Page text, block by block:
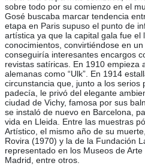
sobre todo por su comienzo en el
Gosé buscaba marcar tendencia
etapa en Paris supuso el punto de
artística ya que la capital gala fue el
conocimientos, convirtiéndose en
conseguiría interesantes encargos
revistas satíricas. En 1910 empieza
alemanas como “Ulk”. En 1914
circunstancia que, junto a los serios
padecía, le privó del elegante
ciudad de Vichy, famosa por sus
se instaló de nuevo en Barcelona,
vida en Lleida. Entre las muestras
Artístico, el mismo año de su
Rovira (1970) y la de la Fundación
representado en los Museos de
Madrid, entre otros.